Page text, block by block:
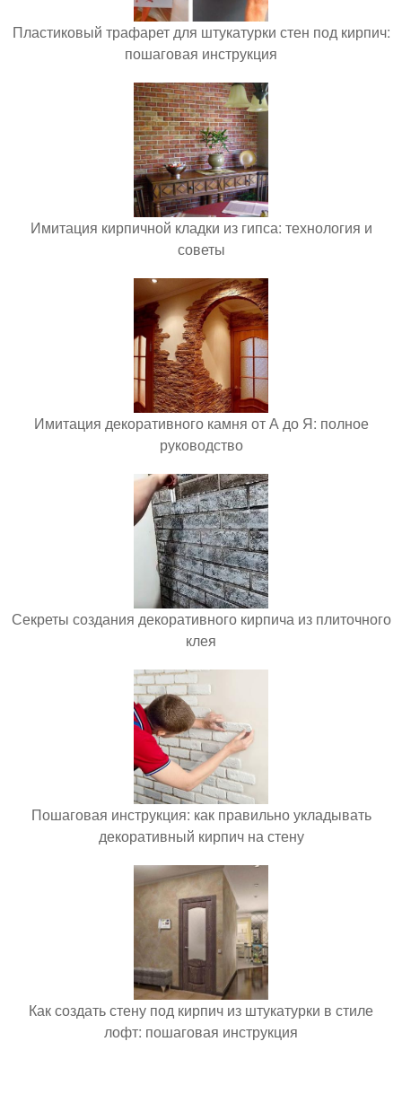
Пластиковый трафарет для штукатурки стен под кирпич:
пошаговая инструкция
Имитация кирпичной кладки из гипса: технология и
советы
Имитация декоративного камня от А до Я: полное
руководство
Секреты создания декоративного кирпича из плиточного
клея
Пошаговая инструкция: как правильно укладывать
декоративный кирпич на стену
Как создать стену под кирпич из штукатурки в стиле
лофт: пошаговая инструкция